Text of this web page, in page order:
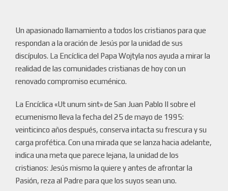
Un apasionado llamamiento a todos los cristianos para que
respondan a la oración de Jesús por la unidad de sus
discípulos. La Encíclica del Papa Wojtyla nos ayuda a mirar la
realidad de las comunidades cristianas de hoy con un
renovado compromiso ecuménico.
La Encíclica «Ut unum sint» de San Juan Pablo II sobre el
ecumenismo lleva la fecha del 25 de mayo de 1995:
veinticinco años después, conserva intacta su frescura y su
carga profética. Con una mirada que se lanza hacia adelante,
indica una meta que parece lejana, la unidad de los
cristianos: Jesús mismo la quiere y antes de afrontar la
Pasión, reza al Padre para que los suyos sean uno.